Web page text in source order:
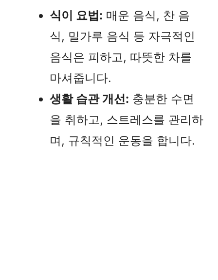
식이 요법: 매운 음식, 찬 음
식, 밀가루 음식 등 자극적인
음식은 피하고, 따뜻한 차를
마셔줍니다.
생활 습관 개선: 충분한 수면
을 취하고, 스트레스를 관리하
며, 규칙적인 운동을 합니다.